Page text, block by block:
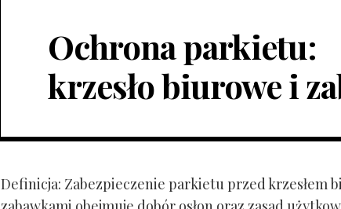
Ochrona parkietu:
krzesło biurowe i
Definicja: Zabezpieczenie parkietu przed krzesłem